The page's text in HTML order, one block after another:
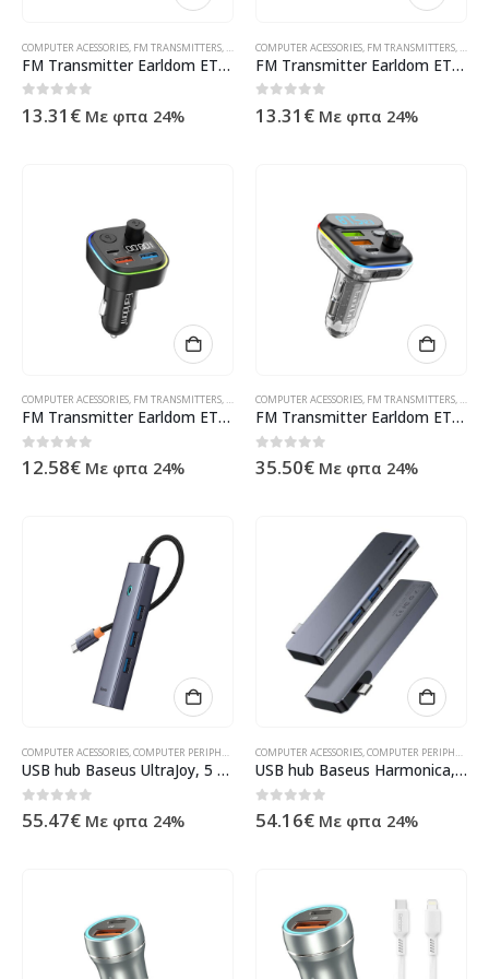
COMPUTER ACESSORIES, FM TRANSMITTERS, OTHER,ΠΡΟΪΌΝΤΑ ΠΛΗΡΟΦΟΡΙΚΉΣ - ΚΙΝΗΤΉΣ
FM Transmitter Earldom ET-M87, Bluetooth, USB, Type-C, PD, 3.1A, Black – 17770
0 out of 5
13.31 € Με φπα 24%
COMPUTER ACESSORIES, FM TRANSMITTERS,
FM Transmitter Earldom ET-M86, Bluetooth, USB, Type-C, PD, 3.1A, Black – 17771
0 out of 5
13.31 € Με φπα 24%
COMPUTER ACESSORIES, FM TRANSMITTERS, OTHER,ΠΡΟΪΌΝΤΑ ΠΛΗΡΟΦΟΡΙΚΉΣ - ΚΙΝΗΤΉΣ
FM Transmitter Earldom ET-M84, Bluetooth, USB, Type-C, PD, 3.1A, Black – 17773
0 out of 5
12.58€ Με φπα 24%
COMPUTER ACESSORIES, FM TRANSMITTERS,
FM Transmitter Earldom ET-M80, Bluetooth, Micro SD, USB, Type-C, PD, QC, Black – 17774
0out of 5
35.50€ Με φπα 24%
COMPUTER ACESSORIES,COMPUTER PERIPHERALS USB HUB,ΠΡΟΪΌΝΤΑ ΠΛΗΡΟΦΟΡΙΚΉΣ - ΚΙΝΗΤΉΣ
USB hub Baseus UltraJoy, 5 Port, Type-C to 3xUSB 3.0, RJ45, PD, Gray – 12071
0out of 5
55.47€ Με φπα 24%
COMPUTER ACESSORIES,COMPUTER PERIPHERALS
USB hub Baseus Harmonica, 5 Port, Type-C to 2xUSB 3.0, PD, TF, Micro SD, Gray – 12078
0out of 5
54.16€ Με φπα 24%